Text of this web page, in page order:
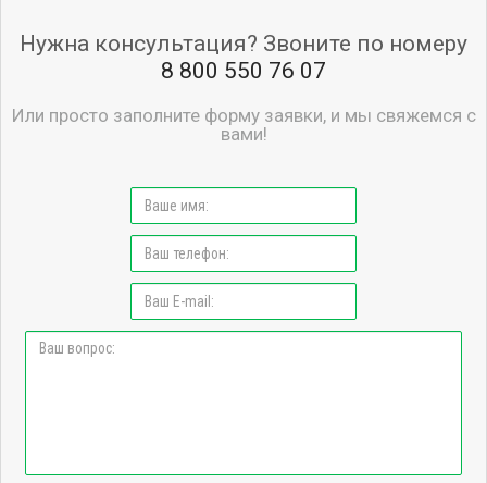
Нужна консультация? Звоните по номеру
8 800 550 76 07
Или просто заполните форму заявки, и мы свяжемся с
вами!